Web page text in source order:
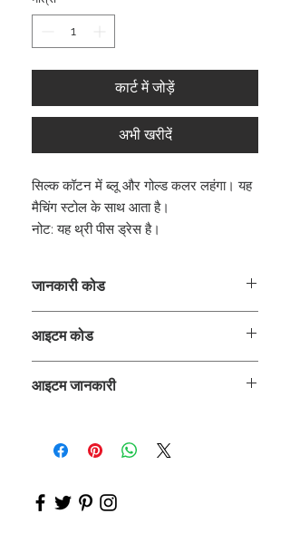
कार्ट में जोड़ें
अभी खरीदें
सिल्क कॉटन में ब्लू और गोल्ड कलर लहंगा। यह
मैचिंग स्टोल के साथ आता है।
नोट: यह थ्री पीस ड्रेस है।
जानकारी कोड
आइटम कोड
आइटम जानकारी